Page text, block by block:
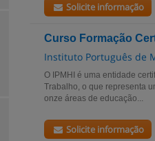
Solicite informação
Curso Formação
Instituto Português de
O IPMHI é uma entidade
Trabalho, o que representa
onze áreas de educação...
Solicite informação